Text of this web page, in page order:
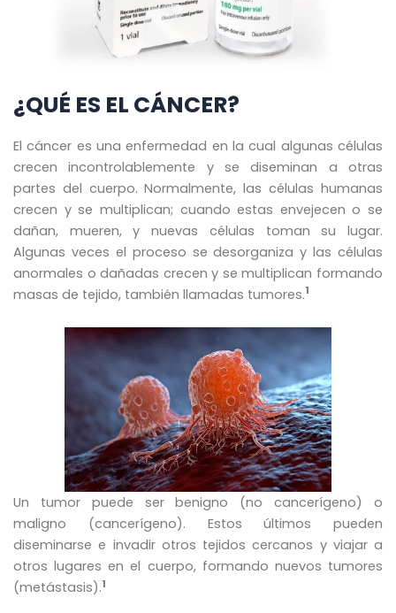
¿QUÉ ES EL CÁNCER?
El cáncer es una enfermedad en la cual algunas células
crecen incontrolablemente y se diseminan a otras
partes del cuerpo. Normalmente, las células humanas
crecen y se multiplican; cuando estas envejecen o se
dañan, mueren, y nuevas células toman su lugar.
Algunas veces el proceso se desorganiza y las células
anormales o dañadas crecen y se multiplican formando
masas de tejido, también llamadas tumores.1
Un tumor puede ser benigno (no cancerígeno) o
maligno (cancerígeno). Estos últimos pueden
diseminarse e invadir otros tejidos cercanos y viajar a
otros lugares en el cuerpo, formando nuevos tumores
(metástasis).1